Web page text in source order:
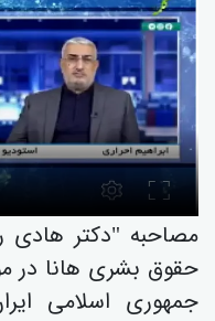
مصاحبە "دکتر هادی
حقوق بشری هانا در
جمهوری اسلامی